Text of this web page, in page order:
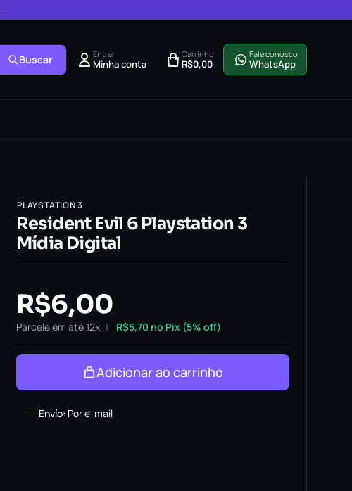
Buscar Entrar
Minha conta
Carrinho
R$0,00
Fale conosco
WhatsApp
PLAYSTATION 3
Resident Evil 6 Playstation 3
Mídia Digital
R$6,00
Parcele em até 12x R$5,70 no Pix (5% off)
Adicionar ao carrinho
Envío: Por e-mail